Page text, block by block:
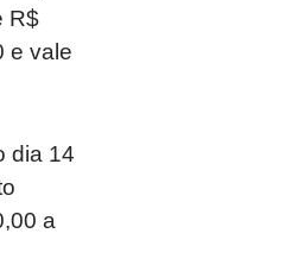
R$
e vale
dia 14
a